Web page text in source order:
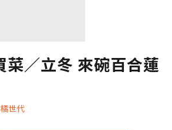
菜／立冬 來碗百合蓮
世代